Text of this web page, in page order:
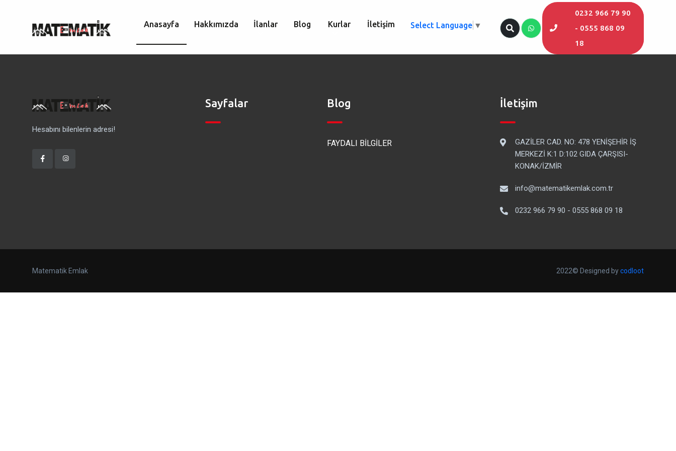
Anasayfa Hakkımızda İlanlar Blog Kurlar İletişim Select Language ▼
0232 966 79 90
- 0555 868 09
18
Hesabını bilenlerin adresi!
Sayfalar Blog
FAYDALI BİLGİLER
İletişim
GAZİLER CAD. NO: 478 YENİŞEHİR İŞ
MERKEZİ K:1 D:102 GIDA ÇARŞISI-
KONAK/İZMİR
info@matematikemlak.com.tr
0232 966 79 90 - 0555 868 09 18
Matematik Emlak 2022© Designed bycodloot